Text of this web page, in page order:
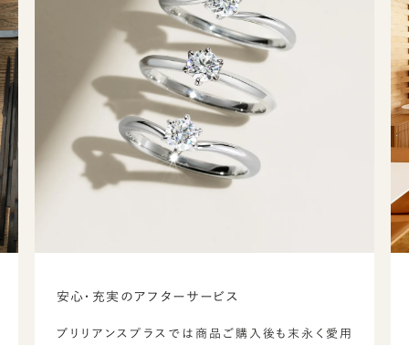
安心・充実のアフターサービス
ブリリアンスプラスでは商品ご購入後も末永く愛用